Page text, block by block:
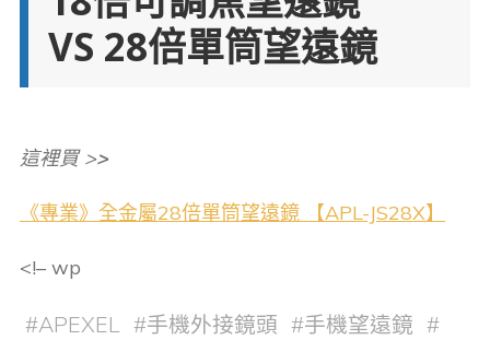
VS 28倍單筒望遠鏡
這裡買 >>
《專業》全金屬28倍單筒望遠鏡 【APL-JS28X】
<!– wp
#APEXEL #手機外接鏡頭 #手機望遠鏡 #